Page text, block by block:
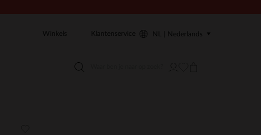
Winkels Klantenservice NL | Nederlands